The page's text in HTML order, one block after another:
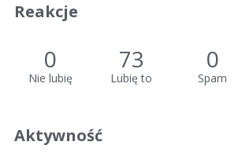
Reakcje
0
Nie lubię
73
Lubię to
0
Spam
Aktywność